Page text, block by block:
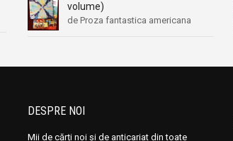
volume)
de Proza fantastica americana
DESPRE NOI
Mii de cărți noi și de anticariat din toate